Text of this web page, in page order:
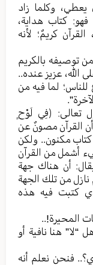
يعطي، وكلما زاد
فهو: كتاب هداية،
كريمٌ؛ لأنه
توصيفه بالكريم
الله، عزيز عنده..
لما فيه من
تعالى: ﴿فِي لَوْحٍ
القرآن مصونٌ عن
مكنون.. ولكن
أشمل من القرآن
أن هناك جهة
نازل من تلك الجهة
كتبت فيه هذه
المحيرة!..
“لا” هنا نافية أو
فنحن نعلم أنه